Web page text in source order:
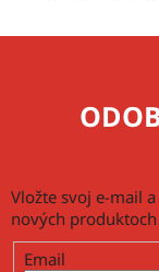
Vložte svoj e-mail
nových
Email